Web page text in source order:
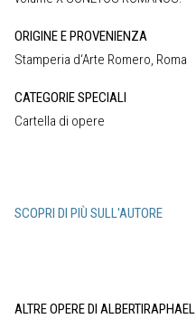
ORIGINE E PROVENIENZA
Stamperia d‘Arte Romero, Roma
CATEGORIE SPECIALI
Cartella di opere
SCOPRI DI PIÙ SULL'AUTORE
ALTRE OPERE DI ALBERTIRAPHAEL